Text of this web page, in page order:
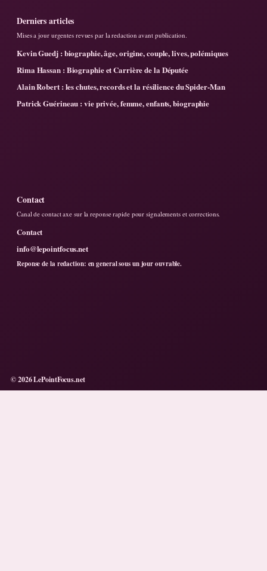
Derniers articles
Mises a jour urgentes revues par la redaction avant publication.
Kevin Guedj : biographie, âge, origine, couple, lives, polémiques
Rima Hassan : Biographie et Carrière de la Députée
Alain Robert : les chutes, records et la résilience du Spider-Man
Patrick Guérineau : vie privée, femme, enfants, biographie
Contact
Canal de contact axe sur la reponse rapide pour signalements et corrections.
Contact
info@lepointfocus.net
Reponse de la redaction: en general sous un jour ouvrable.
© 2026 LePointFocus.net